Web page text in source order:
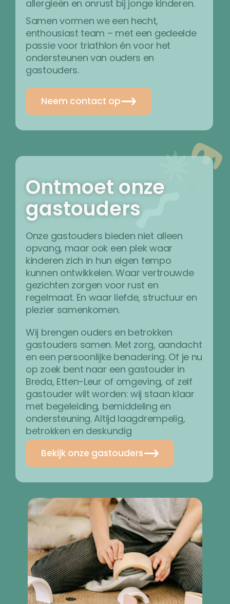
allergieën en onrust bij jonge kinderen.
Samen vormen we een hecht,
enthousiast team – met een gedeelde
passie voor triathlon én voor het
ondersteunen van ouders en
gastouders.
Neem contact op
Ontmoet onze
gastouders
Onze gastouders bieden niet alleen
opvang, maar ook een plek waar
kinderen zich in hun eigen tempo
kunnen ontwikkelen. Waar vertrouwde
gezichten zorgen voor rust en
regelmaat. En waar liefde, structuur en
plezier samenkomen.
Wij brengen ouders en betrokken
gastouders samen. Met zorg, aandacht
en een persoonlijke benadering. Of je nu
op zoek bent naar een gastouder in
Breda, Etten-Leur of omgeving, of zelf
gastouder wilt worden: wij staan klaar
met begeleiding, bemiddeling en
ondersteuning. Altijd laagdrempelig,
betrokken en deskundig
Bekijk onze gastouders